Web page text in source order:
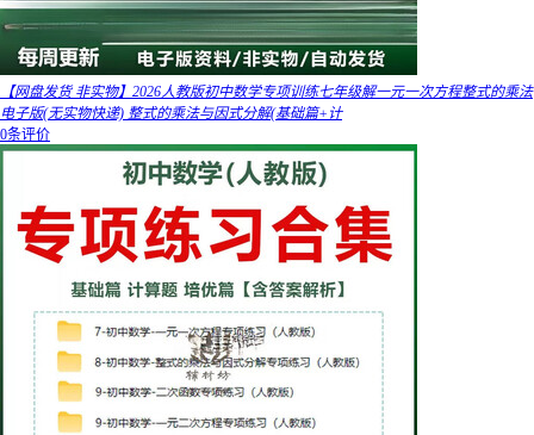
【网盘发货 非实物】2026人教版初中数学专项训练七年级解一元一次方程整式的乘法
电子版(无实物快递) 整式的乘法与因式分解(基础篇+计
0条评价